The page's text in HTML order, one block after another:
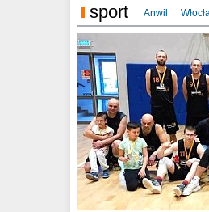
sport Anwil